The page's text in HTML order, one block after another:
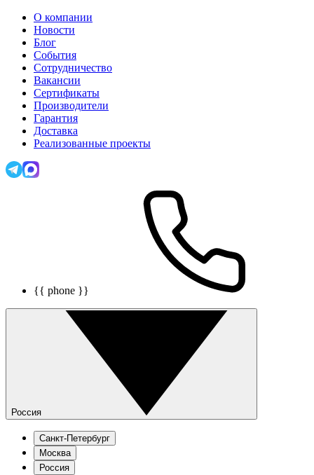
О компании
Новости
Блог
События
Сотрудничество
Вакансии
Сертификаты
Производители
Гарантия
Доставка
Реализованные проекты
{{ phone }}
Россия
Санкт-Петербург
Москва
Россия